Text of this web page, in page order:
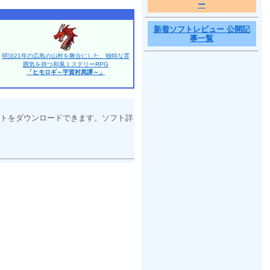
明治21年の広島の山村を舞台にした、独特な雰
囲気を持つ和風ミステリーRPG
「ヒモロギ～宇賀村異譚～」
をダウンロードできます。ソフト詳
ー
新着ソフトレビュー 公開記
事一覧